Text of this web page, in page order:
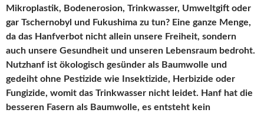
Mikroplastik, Bodenerosion, Trinkwasser, Umweltgift oder
gar Tschernobyl und Fukushima zu tun? Eine ganze Menge,
da das Hanfverbot nicht allein unsere Freiheit, sondern
auch unsere Gesundheit und unseren Lebensraum bedroht.
Nutzhanf ist ökologisch gesünder als Baumwolle und
gedeiht ohne Pestizide wie Insektizide, Herbizide oder
Fungizide, womit das Trinkwasser nicht leidet. Hanf hat die
besseren Fasern als Baumwolle, es entsteht kein